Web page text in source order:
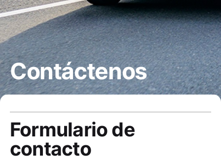
Contáctenos
Formulario de
contacto